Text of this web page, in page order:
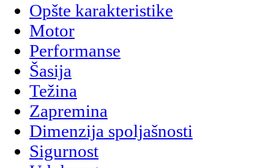
Opšte karakteristike
Motor
Performanse
Šasija
Težina
Zapremina
Dimenzija spoljašnosti
Sigurnost